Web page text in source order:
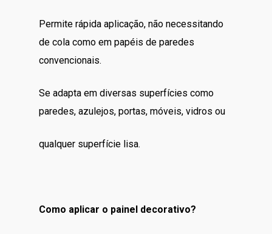
Permite rápida aplicação, não necessitando
de cola como em papéis de paredes
convencionais.
Se adapta em diversas superfícies como
paredes, azulejos, portas, móveis, vidros ou
qualquer superfície lisa.
Como aplicar o painel decorativo?